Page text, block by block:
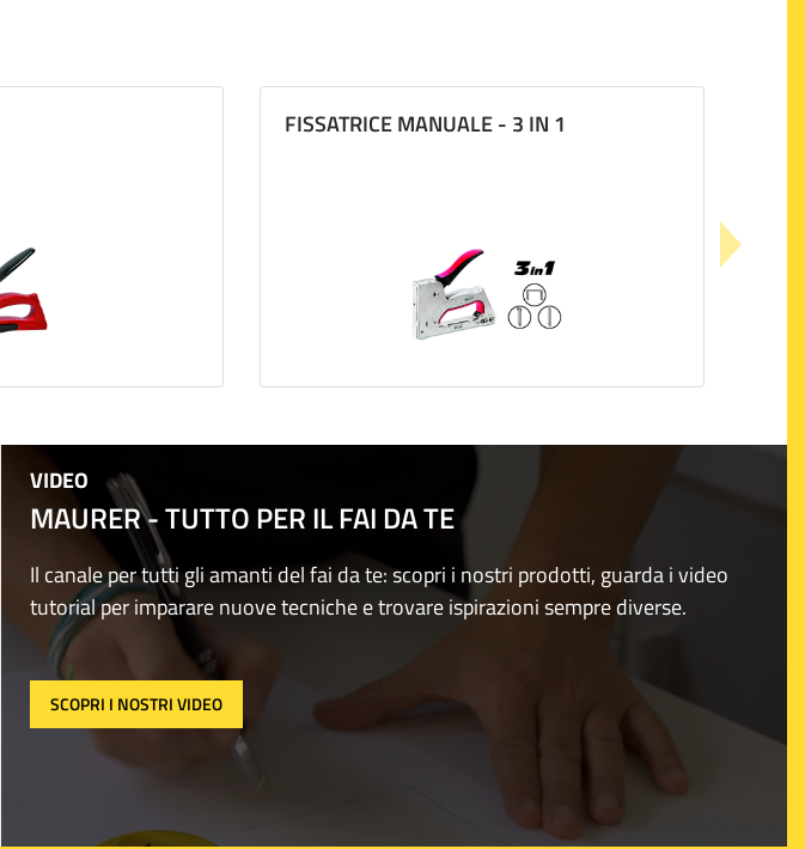
FISSATRICE MANUALE - 3 IN 1
VIDEO
MAURER - TUTTO PER IL FAI DA TE
Il canale per tutti gli amanti del fai da te: scopri i nostri prodotti, guarda i video
tutorial per imparare nuove tecniche e trovare ispirazioni sempre diverse.
SCOPRI I NOSTRI VIDEO